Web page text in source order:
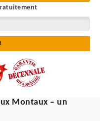
Montaux – un